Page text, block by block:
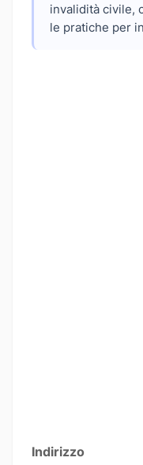
invalidità civile,
le pratiche per
Indirizzo